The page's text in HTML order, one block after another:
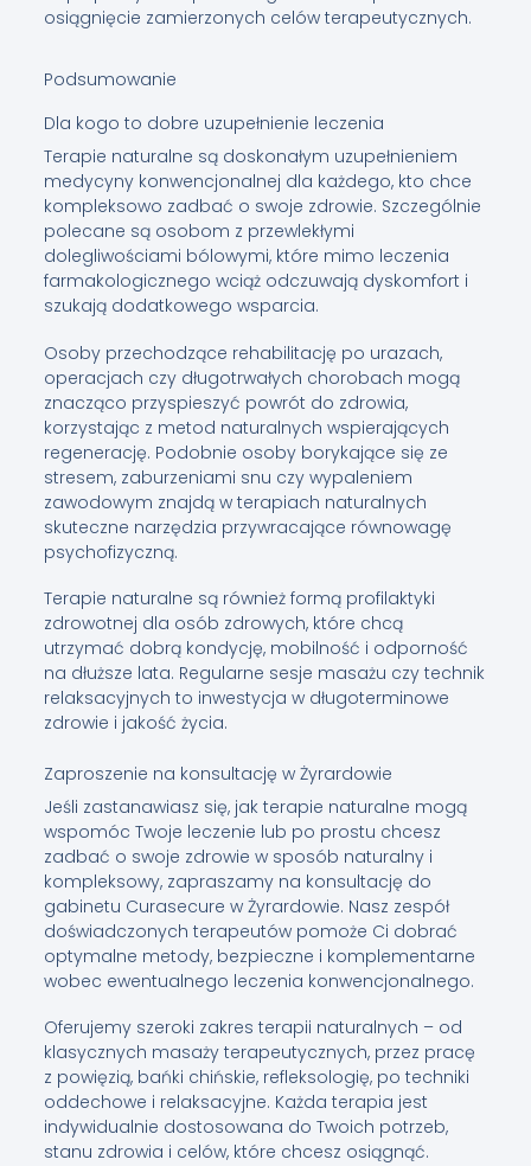
osiągnięcie zamierzonych celów terapeutycznych.
Podsumowanie
Dla kogo to dobre uzupełnienie leczenia
Terapie naturalne są doskonałym uzupełnieniem
medycyny konwencjonalnej dla każdego, kto chce
kompleksowo zadbać o swoje zdrowie. Szczególnie
polecane są osobom z przewlekłymi
dolegliwościami bólowymi, które mimo leczenia
farmakologicznego wciąż odczuwają dyskomfort i
szukają dodatkowego wsparcia.
Osoby przechodzące rehabilitację po urazach,
operacjach czy długotrwałych chorobach mogą
znacząco przyspieszyć powrót do zdrowia,
korzystając z metod naturalnych wspierających
regenerację. Podobnie osoby borykające się ze
stresem, zaburzeniami snu czy wypaleniem
zawodowym znajdą w terapiach naturalnych
skuteczne narzędzia przywracające równowagę
psychofizyczną.
Terapie naturalne są również formą profilaktyki
zdrowotnej dla osób zdrowych, które chcą
utrzymać dobrą kondycję, mobilność i odporność
na dłuższe lata. Regularne sesje masażu czy technik
relaksacyjnych to inwestycja w długoterminowe
zdrowie i jakość życia.
Zaproszenie na konsultację w Żyrardowie
Jeśli zastanawiasz się, jak terapie naturalne mogą
wspomóc Twoje leczenie lub po prostu chcesz
zadbać o swoje zdrowie w sposób naturalny i
kompleksowy, zapraszamy na konsultację do
gabinetu Curasecure w Żyrardowie. Nasz zespół
doświadczonych terapeutów pomoże Ci dobrać
optymalne metody, bezpieczne i komplementarne
wobec ewentualnego leczenia konwencjonalnego.
Oferujemy szeroki zakres terapii naturalnych – od
klasycznych masaży terapeutycznych, przez pracę
z powięzią, bańki chińskie, refleksologię, po techniki
oddechowe i relaksacyjne. Każda terapia jest
indywidualnie dostosowana do Twoich potrzeb,
stanu zdrowia i celów, które chcesz osiągnąć.